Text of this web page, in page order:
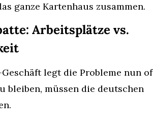
ganze Kartenhaus zusammen.
Arbeitsplätze vs.
legt die Probleme nun
bleiben, müssen die deutschen